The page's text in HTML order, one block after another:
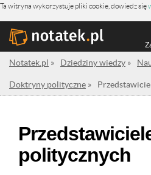
Ta witryna wykorzystuje pliki cookie, dowiedz się
Notatek.pl » Dziedziny wiedzy »
Doktryny polityczne »
politycznych